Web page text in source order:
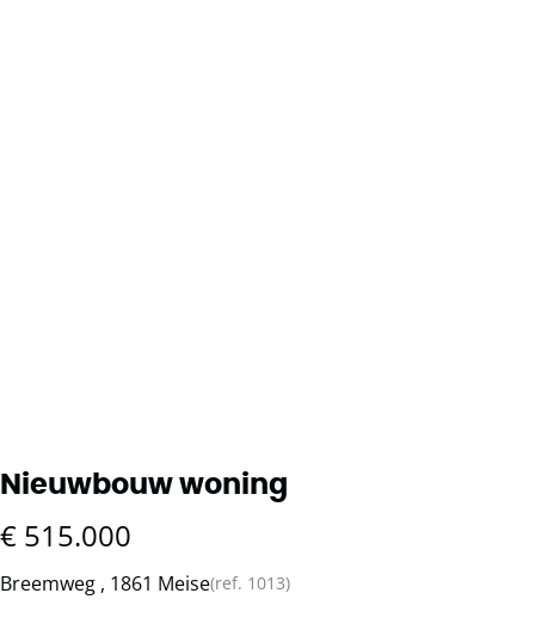
Nieuwbouw woning
€ 515.000
Breemweg , 1861 Meise(ref. 1013)